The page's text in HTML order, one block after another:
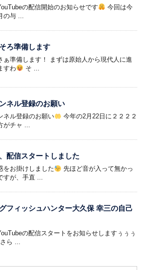
の配信開始のお知らせです
今回は今
の与 ...
ろ準備します
ぁ準備します！ まずは原始人から現代人に進
すわ
そ ...
ネル登録のお願い
ネル登録のお願い
今年の2月22日に２２２２
がチャ ...
配信スタートしました
をお掛けしました
先ほど音が入って無かっ
すが、手直 ...
フィッシュハンター大久保 幸三の自己
の配信スタートをお知らせしますぅぅぅ
ら ...